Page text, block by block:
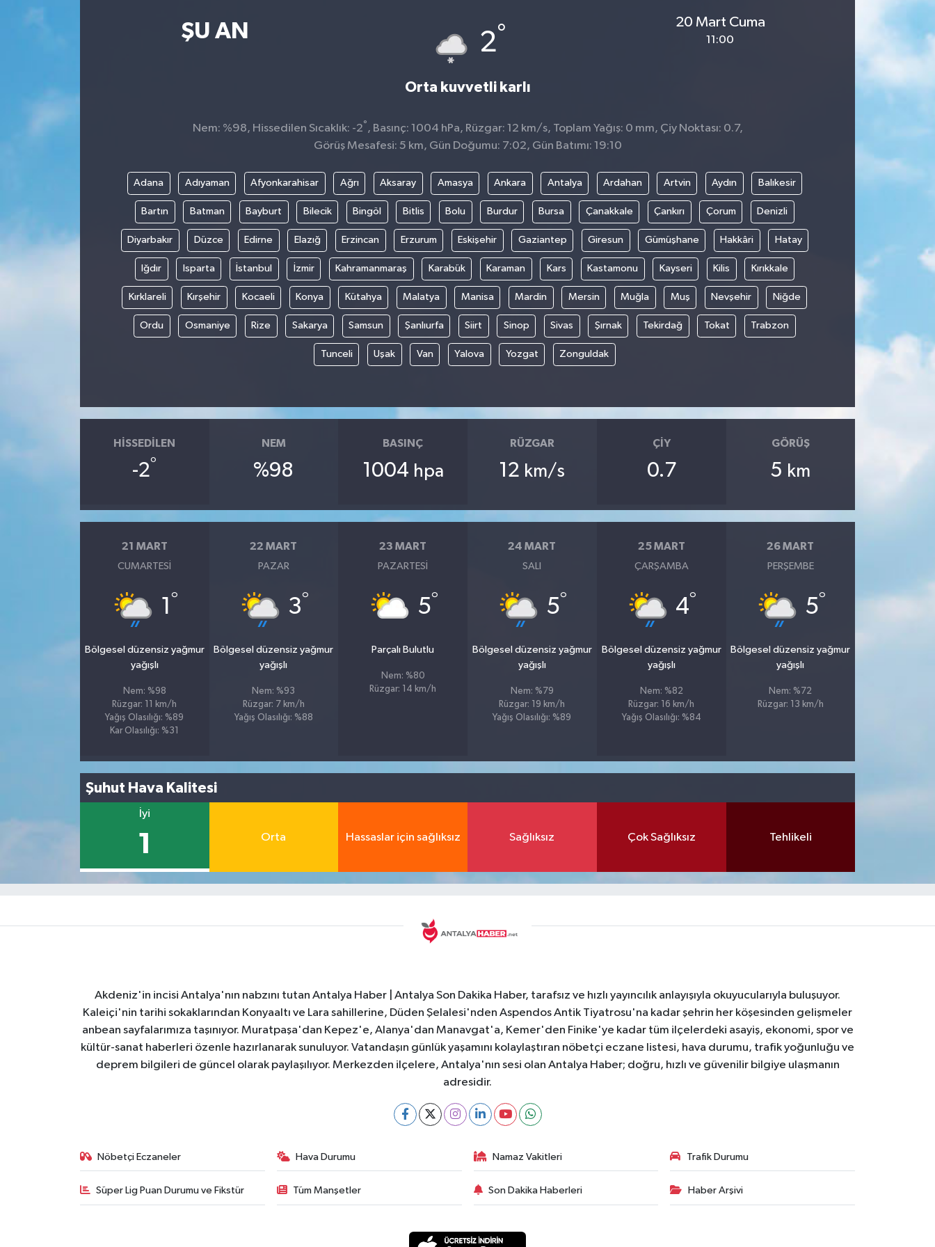
ŞU AN 2°
Orta kuvvetli karlı
20 Mart Cuma
11:00
Nem: %98, Hissedilen Sıcaklık: -2° , Basınç: 1004 hPa, Rüzgar: 12 km/s, Toplam Yağış: 0 mm, Çiy Noktası: 0.7,
Görüş Mesafesi: 5 km, Gün Doğumu: 7:02, Gün Batımı: 19:10
Adana Adıyaman Afyonkarahisar Ağrı Aksaray Amasya Ankara Antalya Ardahan Artvin Aydın Balıkesir
Bartın Batman Bayburt Bilecik Bingöl Bitlis Bolu Burdur Bursa Çanakkale Çankırı Çorum Denizli
Diyarbakır Düzce Edirne Elazığ Erzincan Erzurum Eskişehir Gaziantep Giresun Gümüşhane Hakkâri Hatay
Iğdır Isparta İstanbul İzmir Kahramanmaraş Karabük Karaman Kars Kastamonu Kayseri Kilis Kırıkkale
Kırklareli Kırşehir Kocaeli Konya Kütahya Malatya Manisa Mardin Mersin Muğla Muş Nevşehir Niğde
Ordu Osmaniye Rize Sakarya Samsun Şanlıurfa Siirt Sinop Sivas Şırnak Tekirdağ Tokat Trabzon
Tunceli Uşak Van Yalova Yozgat Zonguldak
HISSEDILEN
-2°
NEM
%98
BASINÇ
1004 hpa
RÜZGAR
12 km/s
ÇIY
0.7
GÖRÜŞ
5 km
21 MART
CUMARTESI
1 °
Bölgesel düzensiz yağmur
yağışlı
Nem: %98
Rüzgar: 11 km/h
Yağış Olasılığı: %89
Kar Olasılığı: %31
22 MART
PAZAR
3°
Bölgesel düzensiz yağmur
yağışlı
Nem: %93
Rüzgar: 7 km/h
Yağış Olasılığı: %88
23 MART
PAZARTESI
5°
Parçalı Bulutlu
Nem: %80
Rüzgar: 14 km/h
24 MART
SALI
5°
Bölgesel düzensiz yağmur
yağışlı
Nem: %79
Rüzgar: 19 km/h
Yağış Olasılığı: %89
25 MART
ÇARŞAMBA
4°
Bölgesel düzensiz yağmur
yağışlı
Nem: %82
Rüzgar: 16 km/h
Yağış Olasılığı: %84
26 MART
PERŞEMBE
5°
Bölgesel düzensiz yağmur
yağışlı
Nem: %72
Rüzgar: 13 km/h
Şuhut Hava Kalitesi
İyi
1 Orta Hassaslar için sağlıksız Sağlıksız Çok Sağlıksız Tehlikeli
Akdeniz'in incisi Antalya'nın nabzını tutan Antalya Haber | Antalya Son Dakika Haber, tarafsız ve hızlı yayıncılık anlayışıyla okuyucularıyla buluşuyor.
Kaleiçi'nin tarihi sokaklarından Konyaaltı ve Lara sahillerine, Düden Şelalesi'nden Aspendos Antik Tiyatrosu'na kadar şehrin her köşesinden gelişmeler
anbean sayfalarımıza taşınıyor. Muratpaşa'dan Kepez'e, Alanya'dan Manavgat'a, Kemer'den Finike'ye kadar tüm ilçelerdeki asayiş, ekonomi, spor ve
kültür-sanat haberleri özenle hazırlanarak sunuluyor. Vatandaşın günlük yaşamını kolaylaştıran nöbetçi eczane listesi, hava durumu, trafik yoğunluğu ve
deprem bilgileri de güncel olarak paylaşılıyor. Merkezden ilçelere, Antalya'nın sesi olan Antalya Haber; doğru, hızlı ve güvenilir bilgiye ulaşmanın
adresidir.
Nöbetçi Eczaneler Hava Durumu Namaz Vakitleri Trafik Durumu
Süper Lig Puan Durumu ve Fikstür Tüm Manşetler Son Dakika Haberleri Haber Arşivi
Medya
Turizm